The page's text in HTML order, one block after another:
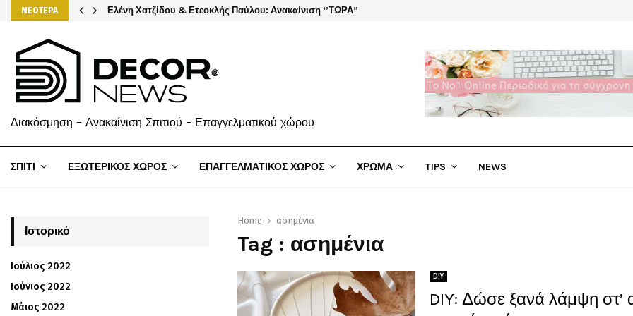
ΝΕΟΤΕΡΑ Ελένη Χατζίδου & Ετεοκλής Παύλου: Ανακαίνιση ‘’ΤΩΡΑ”
Διακόσμηση - Ανακαίνιση Σπιτιού - Επαγγελματικού χώρου
ΣΠΙΤΙ ΕΞΩΤΕΡΙΚΟΣ ΧΩΡΟΣ ΕΠΑΓΓΕΛΜΑΤΙΚΟΣ ΧΩΡΟΣ ΧΡΩΜΑ TIPS NEWS
Home ασημένια
Tag : ασημένια
DIY
DIY: Δώσε ξανά λάμψη στ’
Ιστορικό
Ιούλιος 2022
Ιούνιος 2022
Μάιος 2022